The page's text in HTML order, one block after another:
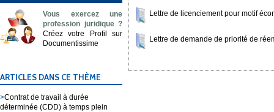
Vous exercez une
profession juridique ?
Créez votre Profil sur
Documentissime
ARTICLES DANS CE THÈME
>Contrat de travail à durée
déterminée (CDD) à temps plein
Lettre de licenciement pour motif
Lettre de demande de priorité de